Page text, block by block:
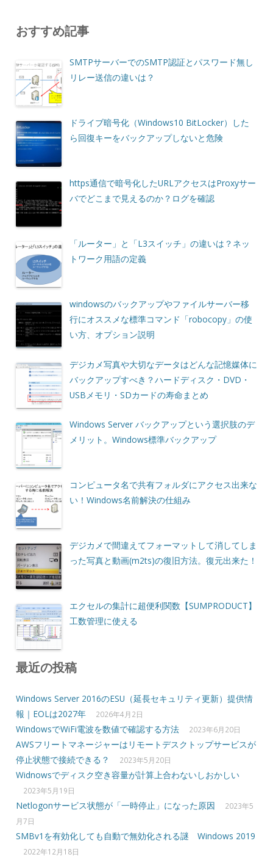
おすすめ記事
SMTPサーバーでのSMTP認証とパスワード無し
リレー送信の違いは？
ドライブ暗号化（Windows10 BitLocker）した
ら回復キーをバックアップしないと危険
https通信で暗号化したURLアクセスはProxyサー
バでどこまで見えるのか？ログを確認
「ルーター」と「L3スイッチ」の違いは？ネッ
トワーク用語の定義
windowsのバックアップやファイルサーバー移
行にオススメな標準コマンド「robocopy」の使
い方、オプション説明
デジカメ写真や大切なデータはどんな記憶媒体に
バックアップすべき？ハードディスク・DVD・
USBメモリ・SDカードの寿命まとめ
Windows Server バックアップという選択肢のデ
メリット。Windows標準バックアップ
コンピュータ名で共有フォルダにアクセス出来な
い！Windows名前解決の仕組み
デジカメで間違えてフォーマットして消してしま
った写真と動画(m2ts)の復旧方法。復元出来た！
エクセルの集計に超便利関数【SUMPRODUCT】
工数管理に使える
最近の投稿
Windows Server 2016のESU（延長セキュリティ更新）提供情
報｜EOLは2027年
2026年4月2日
WindowsでWiFi電波を数値で確認する方法 2023年6月20日
AWSフリートマネージャーはリモートデスクトップサービスが
停止状態で接続できる？
2023年5月20日
Widnowsでディスク空き容量が計算上合わないしおかしい
2023年5月19日
Netlogonサービス状態が「一時停止」になった原因
2023年5
月7日
SMBv1を有効化しても自動で無効化される謎 Windows 2019
2022年12月18日